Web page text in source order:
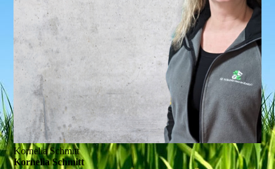
Kornelia Schmitt
Kornelia Schmitt